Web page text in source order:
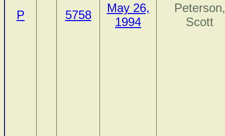
P 5758
May 26,
1994
Peterson,
Scott